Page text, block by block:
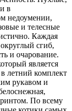
в
недоумении,
и телесные
Каждая
сгиб,
и очарование.
является
летний комплект
рукавом и
По всему